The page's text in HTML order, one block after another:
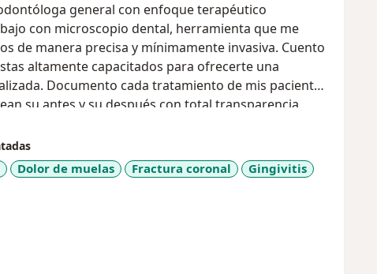
general con enfoque terapéutico
con microscopio dental, herramienta que me
de manera precisa y mínimamente invasiva. Cuento
altamente capacitados para ofrecerte una
Documento cada tratamiento de mis pacientes
su antes y su después con total transparencia.
Dolor de muelas Fractura coronal Gingivitis